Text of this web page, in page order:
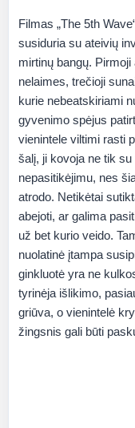
Filmas „The 5th
susiduria su ateivių
mirtinų bangų.
nelaimes, trečioji
kurie nebeatskiriami
gyvenimo spėjus
vienintele viltimi rasti
šalį, ji kovoja ne tik
nepasitikėjimu, nes
atrodo. Netikėtai
abejoti, ar galima
už bet kurio veido.
nuolatinė įtampa
ginkluotė yra ne
tyrinėja išlikimo,
griūva, o vienintelė
žingsnis gali būti